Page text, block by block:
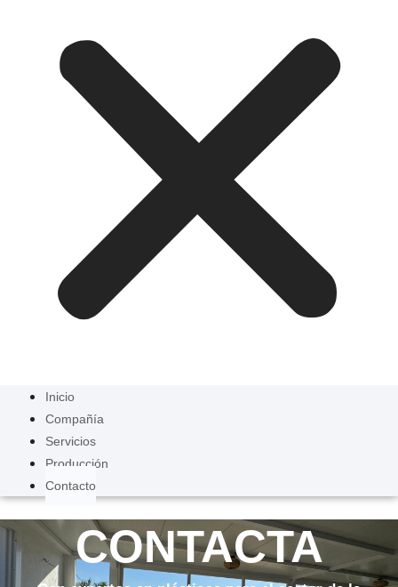
Inicio
Compañía
Servicios
Producción
Contacto
CONTACTA